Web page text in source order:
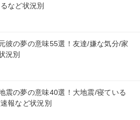
など状況別
彼の夢の意味55選！友達/嫌な気分/家
況別
震の夢の意味40選！大地震/寝ている
報など状況別